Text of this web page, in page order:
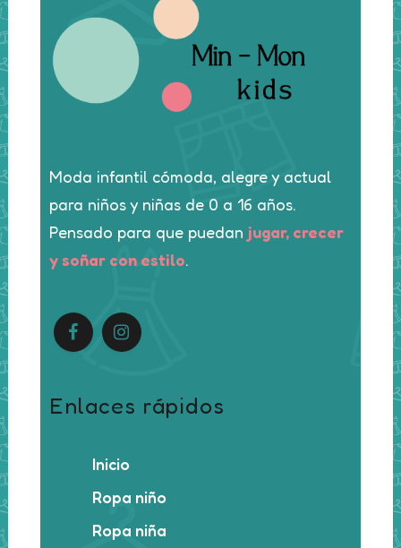
Moda infantil cómoda, alegre y actual
para niños y niñas de 0 a 16 años.
Pensado para que puedan jugar, crecer
y soñar con estilo.
Enlaces rápidos
Inicio
Ropa niño
Ropa niña